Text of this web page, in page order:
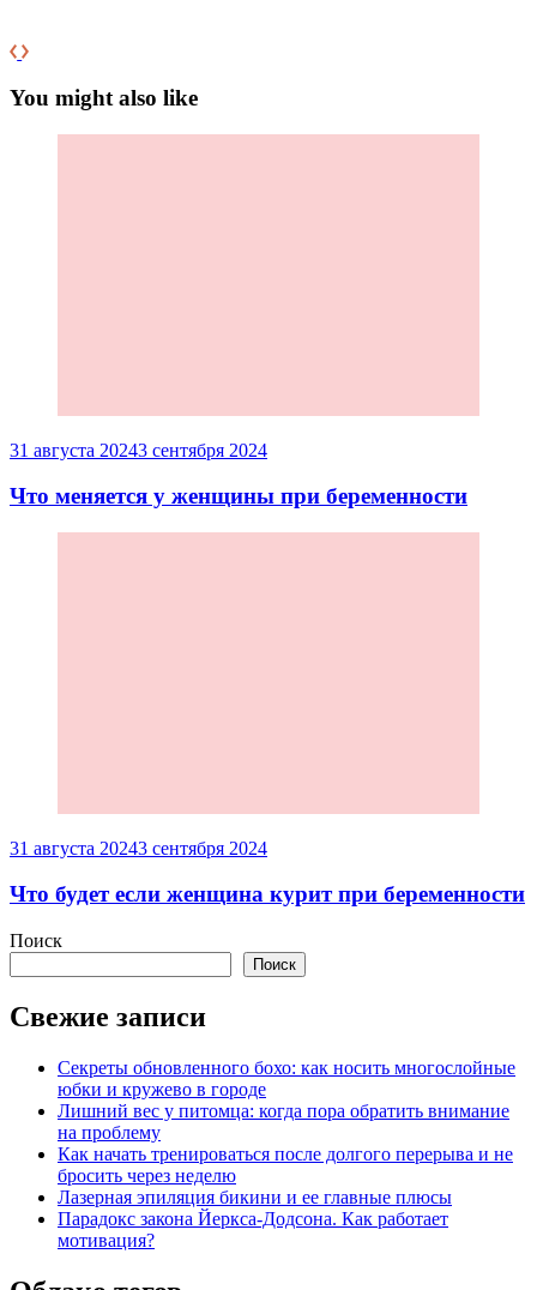
You might also like
31 августа 20243 сентября 2024
Что меняется у женщины при беременности
31 августа 20243 сентября 2024
Что будет если женщина курит при беременности
Поиск
Поиск
Свежие записи
Секреты обновленного бохо: как носить многослойные
юбки и кружево в городе
Лишний вес у питомца: когда пора обратить внимание
на проблему
Как начать тренироваться после долгого перерыва и не
бросить через неделю
Лазерная эпиляция бикини и ее главные плюсы
Парадокс закона Йеркса-Додсона. Как работает
мотивация?